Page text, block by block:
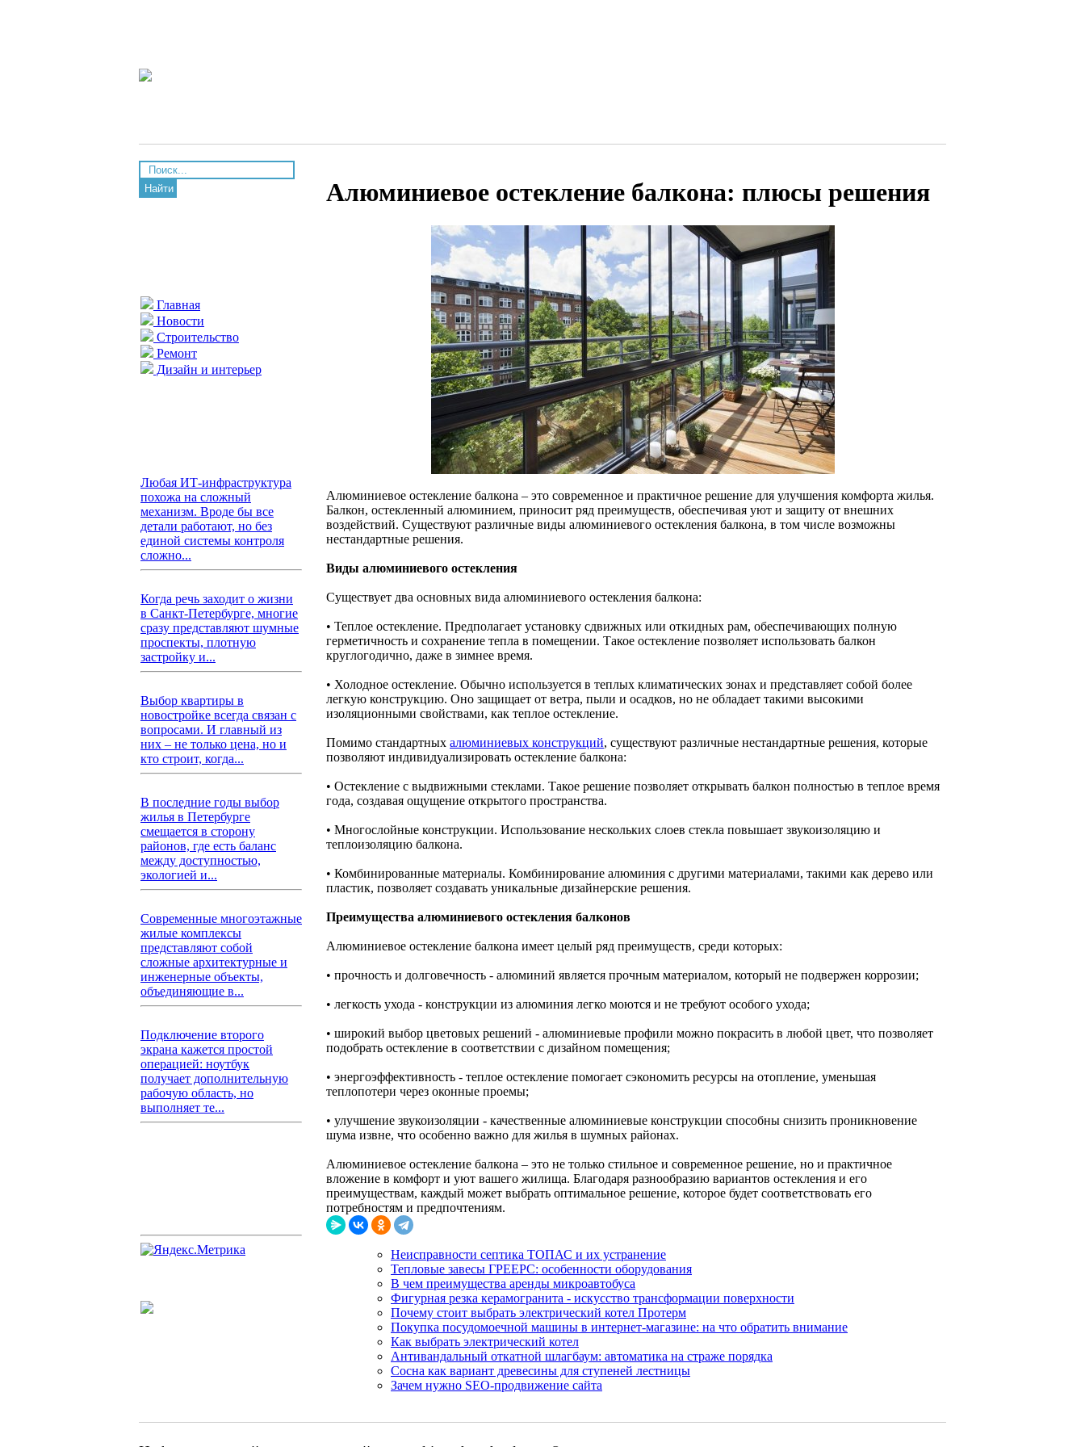
Найти
Главная
Новости
Строительство
Ремонт
Дизайн и интерьер
Любая ИТ-инфраструктура
похожа на сложный
механизм. Вроде бы все
детали работают, но без
единой системы контроля
сложно...
Когда речь заходит о жизни
в Санкт-Петербурге, многие
сразу представляют шумные
проспекты, плотную
застройку и...
Выбор квартиры в
новостройке всегда связан с
вопросами. И главный из
них – не только цена, но и
кто строит, когда...
В последние годы выбор
жилья в Петербурге
смещается в сторону
районов, где есть баланс
между доступностью,
экологией и...
Современные многоэтажные
жилые комплексы
представляют собой
сложные архитектурные и
инженерные объекты,
объединяющие в...
Подключение второго
экрана кажется простой
операцией: ноутбук
получает дополнительную
рабочую область, но
выполняет те...
Алюминиевое остекление балкона: плюсы решения
Алюминиевое остекление балкона – это современное и практичное решение для улучшения комфорта жилья.
Балкон, остекленный алюминием, приносит ряд преимуществ, обеспечивая уют и защиту от внешних
воздействий. Существуют различные виды алюминиевого остекления балкона, в том числе возможны
нестандартные решения.
Виды алюминиевого остекления
Существует два основных вида алюминиевого остекления балкона:
• Теплое остекление. Предполагает установку сдвижных или откидных рам, обеспечивающих полную
герметичность и сохранение тепла в помещении. Такое остекление позволяет использовать балкон
круглогодично, даже в зимнее время.
• Холодное остекление. Обычно используется в теплых климатических зонах и представляет собой более
легкую конструкцию. Оно защищает от ветра, пыли и осадков, но не обладает такими высокими
изоляционными свойствами, как теплое остекление.
Помимо стандартных алюминиевых конструкций, существуют различные нестандартные решения, которые
позволяют индивидуализировать остекление балкона:
• Остекление с выдвижными стеклами. Такое решение позволяет открывать балкон полностью в теплое время
года, создавая ощущение открытого пространства.
• Многослойные конструкции. Использование нескольких слоев стекла повышает звукоизоляцию и
теплоизоляцию балкона.
• Комбинированные материалы. Комбинирование алюминия с другими материалами, такими как дерево или
пластик, позволяет создавать уникальные дизайнерские решения.
Преимущества алюминиевого остекления балконов
Алюминиевое остекление балкона имеет целый ряд преимуществ, среди которых:
• прочность и долговечность - алюминий является прочным материалом, который не подвержен коррозии;
• легкость ухода - конструкции из алюминия легко моются и не требуют особого ухода;
• широкий выбор цветовых решений - алюминиевые профили можно покрасить в любой цвет, что позволяет
подобрать остекление в соответствии с дизайном помещения;
• энергоэффективность - теплое остекление помогает сэкономить ресурсы на отопление, уменьшая
теплопотери через оконные проемы;
• улучшение звукоизоляции - качественные алюминиевые конструкции способны снизить проникновение
шума извне, что особенно важно для жилья в шумных районах.
Алюминиевое остекление балкона – это не только стильное и современное решение, но и практичное
вложение в комфорт и уют вашего жилища. Благодаря разнообразию вариантов остекления и его
преимуществам, каждый может выбрать оптимальное решение, которое будет соответствовать его
потребностям и предпочтениям.
Неисправности септика ТОПАС и их устранение
Тепловые завесы ГРЕЕРС: особенности оборудования
В чем преимущества аренды микроавтобуса
Фигурная резка керамогранита - искусство трансформации поверхности
Почему стоит выбрать электрический котел Протерм
Покупка посудомоечной машины в интернет-магазине: на что обратить внимание
Как выбрать электрический котел
Антивандальный откатной шлагбаум: автоматика на страже порядка
Сосна как вариант древесины для ступеней лестницы
Зачем нужно SEO-продвижение сайта